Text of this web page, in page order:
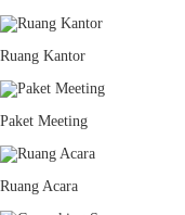
Ruang Kantor
Paket Meeting
Ruang Acara